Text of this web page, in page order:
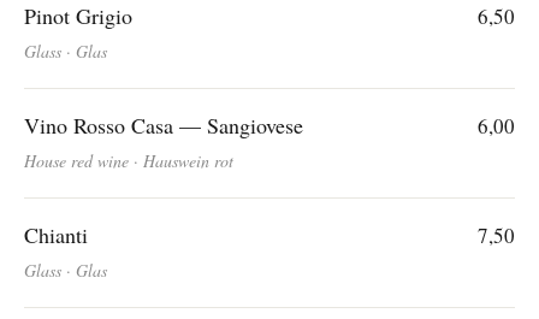
Pinot Grigio
Glass · Glas
6,50
Vino Rosso Casa — Sangiovese
House red wine · Hauswein rot
6,00
Chianti
Glass · Glas
7,50